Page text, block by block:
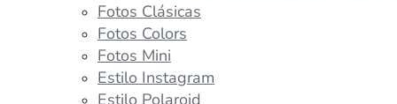
Fotos Clásicas
Fotos Colors
Fotos Mini
Estilo Instagram
Estilo Polaroid